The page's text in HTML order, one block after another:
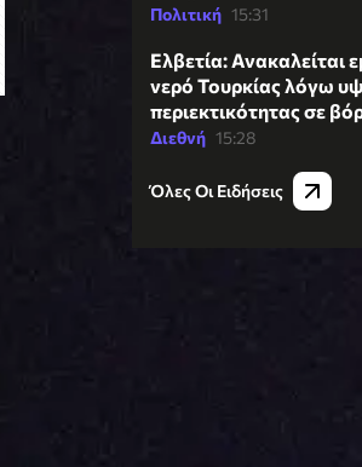
Πολιτική 15:31
Ελβετία: Ανακαλείται
νερό Τουρκίας λόγω
περιεκτικότητας σε
Διεθνή 15:28
Όλες Οι Ειδήσεις